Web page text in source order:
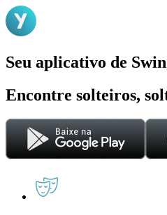
Seu aplicativo de
Encontre solteiros,